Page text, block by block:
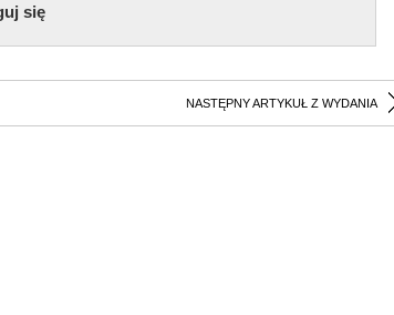
się
NASTĘPNY ARTYKUŁ Z WYDANIA